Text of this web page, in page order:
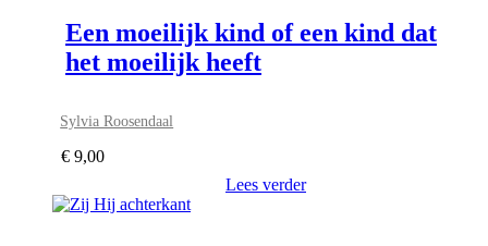
Een moeilijk kind of een kind dat
het moeilijk heeft
Sylvia Roosendaal
€ 9,00
Lees verder